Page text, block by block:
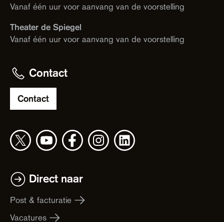
Vanaf één uur voor aanvang van de voorstelling
Theater de Spiegel
Vanaf één uur voor aanvang van de voorstelling
Contact
Contact
Direct naar
Post & facturatie
Vacatures